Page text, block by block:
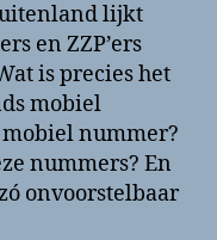
lijkt
en ZZP’ers
is precies het
mobiel
nummer?
nummers? En
onvoorstelbaar